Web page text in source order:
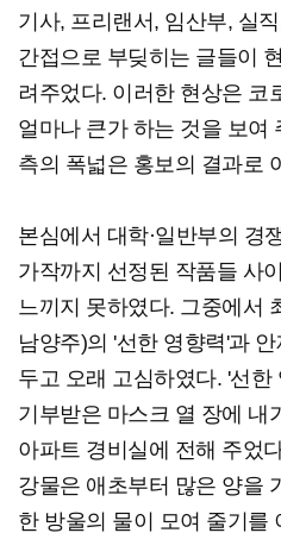
기사, 프리랜서, 임산부, 실
간접으로 부딪히는 글들이
려주었다. 이러한 현상은 코
얼마나 큰가 하는 것을 보여
측의 폭넓은 홍보의 결과로
본심에서 대학·일반부의 경
가작까지 선정된 작품들 사
느끼지 못하였다. 그중에서
남양주)의 '선한 영향력'과
두고 오래 고심하였다. '선한
기부받은 마스크 열 장에 내
아파트 경비실에 전해 주었
강물은 애초부터 많은 양을
한 방울의 물이 모여 줄기를